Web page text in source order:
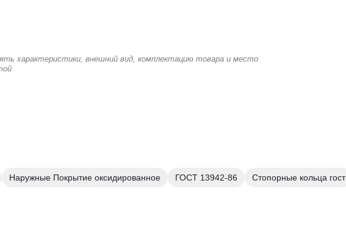
характеристики, внешний вид, комплектацию товара и место
Наружные Покрытие оксидированное ГОСТ 13942-86 Стопорные кольца гост